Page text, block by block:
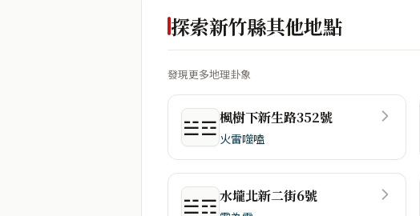
探索新竹縣其他地點
發現更多地理卦象
☱☲楓樹下新生路352號
火雷噬嗑
☱☶水壠北新二街6號